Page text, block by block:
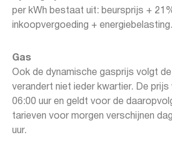
per kWh bestaat uit: beursprijs +
inkoopvergoeding + energiebelasting.
Gas
Ook de dynamische gasprijs volgt
verandert niet ieder kwartier. De
06:00 uur en geldt voor de
tarieven voor morgen verschijnen
uur.